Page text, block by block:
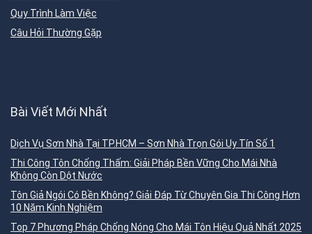
Quy Trình Làm Việc
Câu Hỏi Thường Gặp
Bài Viết Mới Nhất
Dịch Vụ Sơn Nhà Tại TP.HCM – Sơn Nhà Trọn Gói Uy Tín Số 1
Thi Công Tôn Chống Thấm: Giải Pháp Bền Vững Cho Mái Nhà
Không Còn Dột Nước
Tôn Giả Ngói Có Bền Không? Giải Đáp Từ Chuyên Gia Thi Công Hơn
10 Năm Kinh Nghiệm
Top 7 Phương Pháp Chống Nóng Cho Mái Tôn Hiệu Quả Nhất 2025